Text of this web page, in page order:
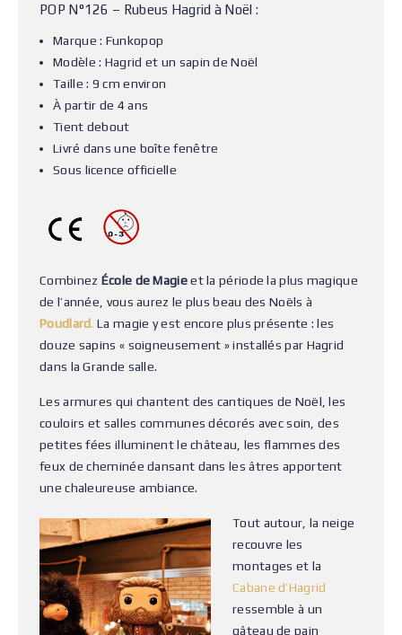
POP N°126 – Rubeus Hagrid à Noël :
Marque : Funkopop
Modèle : Hagrid et un sapin de Noël
Taille : 9 cm environ
À partir de 4 ans
Tient debout
Livré dans une boîte fenêtre
Sous licence officielle
Combinez École de Magieet la période la plus magique
de l’année, vous aurez le plus beau des Noëls à
Poudlard. La magie y est encore plus présente : les
douze sapins « soigneusement » installés par Hagrid
dans la Grande salle.
Les armures qui chantent des cantiques de Noël, les
couloirs et salles communes décorés avec soin, des
petites fées illuminent le château, les flammes des
feux de cheminée dansant dans les âtres apportent
une chaleureuse ambiance.
Tout autour, la neige
recouvre les
montages et la
Cabane d’Hagrid
ressemble à un
gâteau de pain